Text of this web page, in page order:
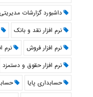
داشبورد گزارشات مدیریتی
نرم افزار نقد و بانک
نرم افزار فروش
نرم
نرم افزار حقوق و دستمزد
حسابداری پایا